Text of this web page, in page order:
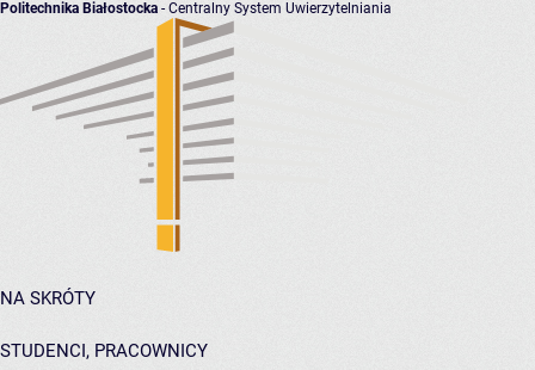
Politechnika Białostocka - Centralny System Uwierzytelniania
NA SKRÓTY
STUDENCI, PRACOWNICY